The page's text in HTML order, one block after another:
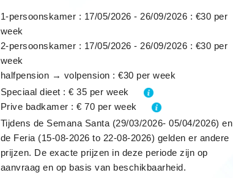
1-persoonskamer : 17/05/2026 - 26/09/2026 : €30 per
week
2-persoonskamer : 17/05/2026 - 26/09/2026 : €30 per
week
halfpension → volpension : €30 per week
Speciaal dieet : € 35 per week
Prive badkamer : € 70 per week
Tijdens de Semana Santa (29/03/2026- 05/04/2026) en
de Feria (15-08-2026 to 22-08-2026) gelden er andere
prijzen. De exacte prijzen in deze periode zijn op
aanvraag en op basis van beschikbaarheid.